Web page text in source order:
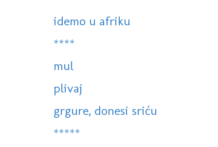
idemo u afriku
****
mul
plivaj
grgure, donesi sriću
*****